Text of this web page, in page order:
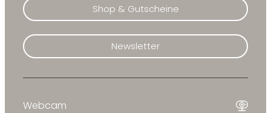
Shop & Gutscheine
Newsletter
Webcam